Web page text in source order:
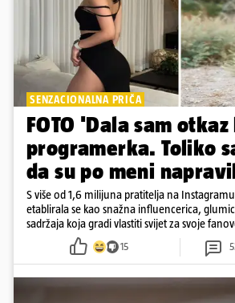
SENZACIONALNA PRIČA
FOTO 'Dala sam
programerka. Toliko
da su po meni
S više od 1,6 milijuna pratitelja na
etablirala se kao snažna influencerica,
sadržaja koja gradi vlastiti svijet za svoje
pokazuje da online slava dolazi i s
15